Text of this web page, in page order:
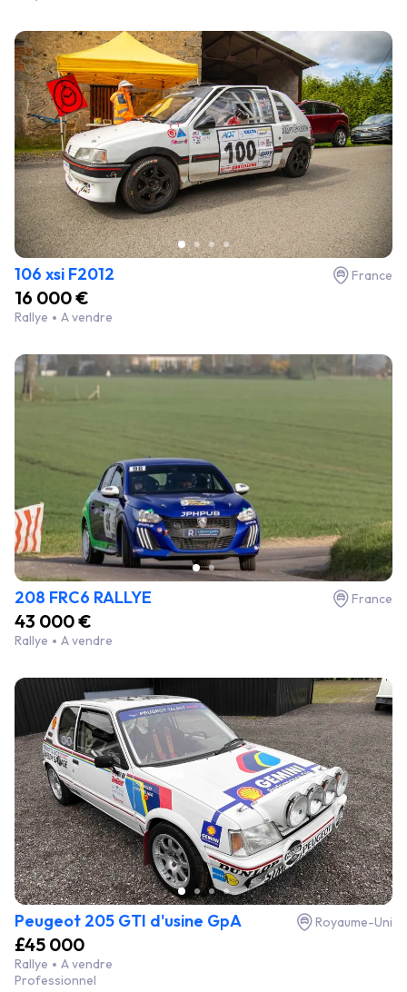
106 xsi F2012 France
16 000 €
Rallye A vendre
208 FRC6 RALLYE France
43 000 €
Rallye A vendre
Peugeot 205 GTI d'usine GpA Royaume-Uni
£45 000
Rallye
A vendre
Professionnel